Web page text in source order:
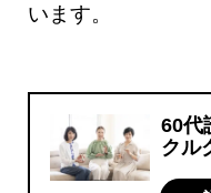
います。
60代
クル